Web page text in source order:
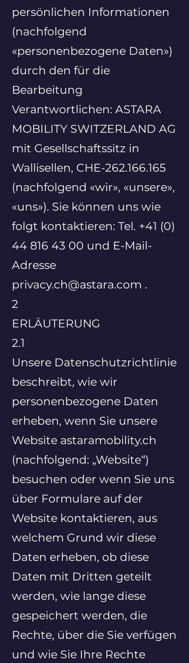
persönlichen Informationen
(nachfolgend
«personenbezogene Daten»)
durch den für die
Bearbeitung
Verantwortlichen: ASTARA
MOBILITY SWITZERLAND AG
mit Gesellschaftssitz in
Wallisellen, CHE-262.166.165
(nachfolgend «wir», «unsere»,
«uns»). Sie können uns wie
folgt kontaktieren: Tel. +41 (0)
44 816 43 00 und E-Mail-
Adresse
privacy.ch@astara.com .
2
ERLÄUTERUNG
2.1
Unsere Datenschutzrichtlinie
beschreibt, wie wir
personenbezogene Daten
erheben, wenn Sie unsere
Website astaramobility.ch
(nachfolgend: „Website“)
besuchen oder wenn Sie uns
über Formulare auf der
Website kontaktieren, aus
welchem Grund wir diese
Daten erheben, ob diese
Daten mit Dritten geteilt
werden, wie lange diese
gespeichert werden, die
Rechte, über die Sie verfügen
und wie Sie Ihre Rechte